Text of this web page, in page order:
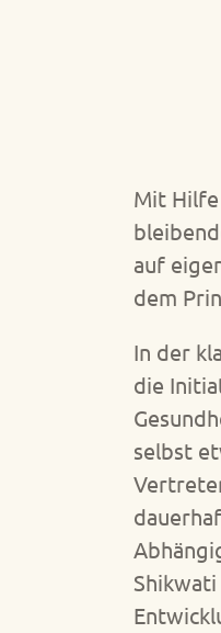
Mit
auf
dem
In der
die
selbst